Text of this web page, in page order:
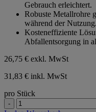
Gebrauch erleichtert.
Robuste Metallrohre
während der Nutzung.
Kosteneffiziente
Abfallentsorgung in
26,75 € exkl. MwSt
31,83 € inkl. MwSt
pro Stück
-